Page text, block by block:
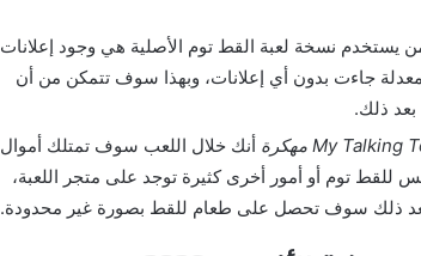
يستخدم نسخة لعبة القط توم الأصلية هي وجود إعلانات
جاءت بدون أي إعلانات، وبهذا سوف تتمكن من أن
ذلك.
أنك خلال اللعب سوف تمتلك أموال
للقط توم أو أمور أخرى كثيرة توجد على متجر اللعبة،
بعد ذلك سوف تحصل على طعام للقط بصورة غير محدودة.